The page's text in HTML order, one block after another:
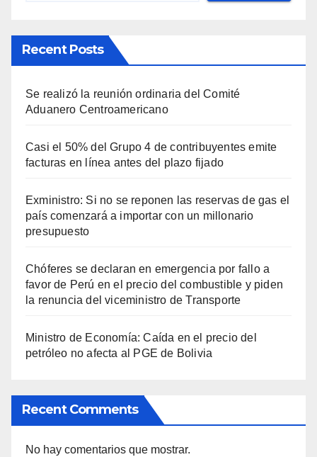
Recent Posts
Se realizó la reunión ordinaria del Comité
Aduanero Centroamericano
Casi el 50% del Grupo 4 de contribuyentes emite
facturas en línea antes del plazo fijado
Exministro: Si no se reponen las reservas de gas el
país comenzará a importar con un millonario
presupuesto
Chóferes se declaran en emergencia por fallo a
favor de Perú en el precio del combustible y piden
la renuncia del viceministro de Transporte
Ministro de Economía: Caída en el precio del
petróleo no afecta al PGE de Bolivia
Recent Comments
No hay comentarios que mostrar.